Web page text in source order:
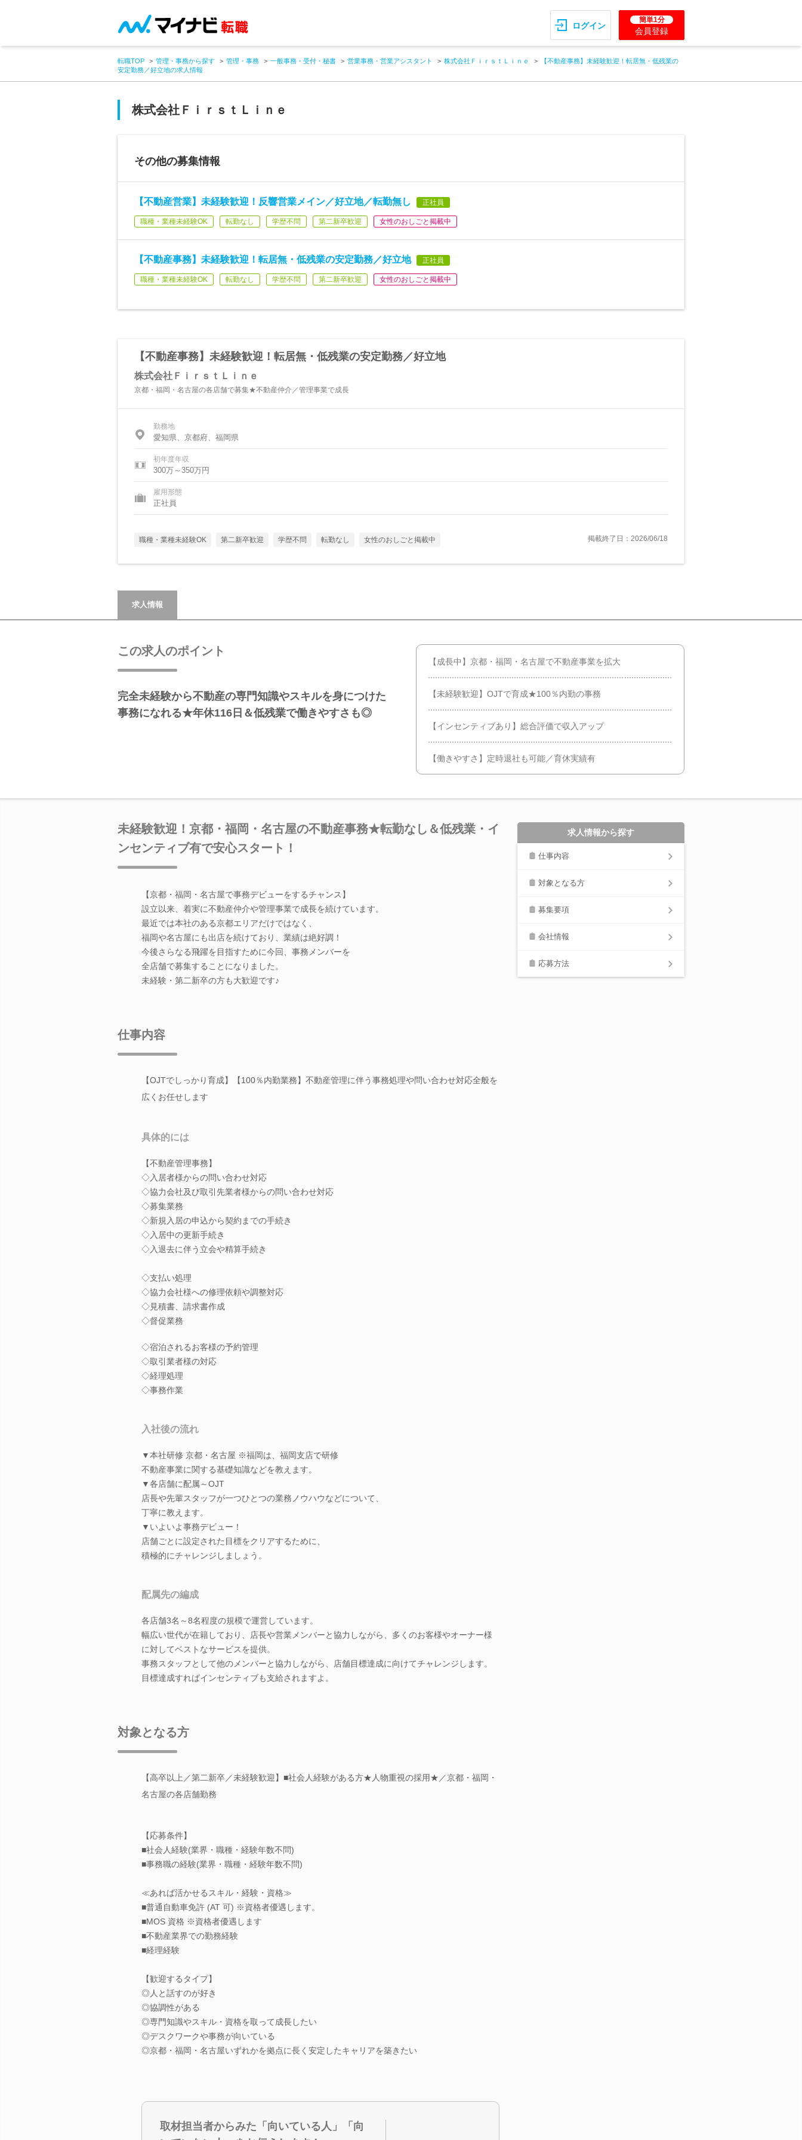
ログイン
簡単1分
会員登録
転職TOP 管理・事務から探す 管理・事務 一般事務・受付・秘書 営業事務・営業アシスタント 株式会社ＦｉｒｓｔＬｉｎｅ
【不動産事務】未経験歓迎！転居無・低残業の
安定勤務／好立地の求人情報
株式会社ＦｉｒｓｔＬｉｎｅ
その他の募集情報
【不動産営業】未経験歓迎！反響営業メイン／好立地／転勤無し 正社員
職種・業種未経験OK 転勤なし 学歴不問 第二新卒歓迎 女性のおしごと掲載中
【不動産事務】未経験歓迎！転居無・低残業の安定勤務／好立地 正社員
職種・業種未経験OK 転勤なし 学歴不問 第二新卒歓迎 女性のおしごと掲載中
【不動産事務】未経験歓迎！転居無・低残業の安定勤務／好立地
株式会社ＦｉｒｓｔＬｉｎｅ
京都・福岡・名古屋の各店舗で募集★不動産仲介／管理事業で成長
勤務地
愛知県、京都府、福岡県
初年度年収
300万～350万円
雇用形態
正社員
職種・業種未経験OK 第二新卒歓迎 学歴不問 転勤なし 女性のおしごと掲載中 掲載終了日：2026/06/18
求人情報
この求人のポイント
完全未経験から不動産の専門知識やスキルを身につけた
事務になれる★年休116日＆低残業で働きやすさも◎
【成長中】京都・福岡・名古屋で不動産事業を拡大
【未経験歓迎】OJTで育成★100％内勤の事務
【インセンティブあり】総合評価で収入アップ
【働きやすさ】定時退社も可能／育休実績有
未経験歓迎！京都・福岡・名古屋の不動産事務★転勤なし＆低残業・イ
ンセンティブ有で安心スタート！
【京都・福岡・名古屋で事務デビューをするチャンス】
設立以来、着実に不動産仲介や管理事業で成長を続けています。
最近では本社のある京都エリアだけではなく、
福岡や名古屋にも出店を続けており、業績は絶好調！
今後さらなる飛躍を目指すために今回、事務メンバーを
全店舗で募集することになりました。
未経験・第二新卒の方も大歓迎です♪
仕事内容
【OJTでしっかり育成】【100％内勤業務】不動産管理に伴う事務処理や問い合わせ対応全般を
広くお任せします
具体的には
【不動産管理事務】
◇入居者様からの問い合わせ対応
◇協力会社及び取引先業者様からの問い合わせ対応
◇募集業務
◇新規入居の申込から契約までの手続き
◇入居中の更新手続き
◇入退去に伴う立会や精算手続き
◇支払い処理
◇協力会社様への修理依頼や調整対応
◇見積書、請求書作成
◇督促業務
◇宿泊されるお客様の予約管理
◇取引業者様の対応
◇経理処理
◇事務作業
入社後の流れ
▼本社研修 京都・名古屋 ※福岡は、福岡支店で研修
不動産事業に関する基礎知識などを教えます。
▼各店舗に配属～OJT
店長や先輩スタッフが一つひとつの業務ノウハウなどについて、
丁寧に教えます。
▼いよいよ事務デビュー！
店舗ごとに設定された目標をクリアするために、
積極的にチャレンジしましょう。
配属先の編成
各店舗3名～8名程度の規模で運営しています。
幅広い世代が在籍しており、店長や営業メンバーと協力しながら、多くのお客様やオーナー様
に対してベストなサービスを提供。
事務スタッフとして他のメンバーと協力しながら、店舗目標達成に向けてチャレンジします。
目標達成すればインセンティブも支給されますよ。
対象となる方
【高卒以上／第二新卒／未経験歓迎】■社会人経験がある方★人物重視の採用★／京都・福岡・
名古屋の各店舗勤務
【応募条件】
■社会人経験(業界・職種・経験年数不問)
■事務職の経験(業界・職種・経験年数不問)
≪あれば活かせるスキル・経験・資格≫
■普通自動車免許 (AT 可) ※資格者優遇します。
■MOS 資格 ※資格者優遇します
■不動産業界での勤務経験
■経理経験
【歓迎するタイプ】
◎人と話すのが好き
◎協調性がある
◎専門知識やスキル・資格を取って成長したい
◎デスクワークや事務が向いている
◎京都・福岡・名古屋いずれかを拠点に長く安定したキャリアを築きたい
取材担当者からみた「向いている人」「向
求人情報から探す
仕事内容
対象となる方
募集要項
会社情報
応募方法